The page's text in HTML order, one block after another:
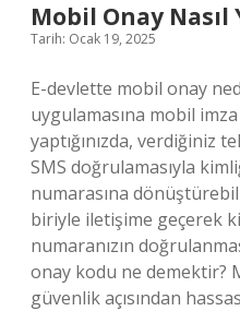
Mobil Onay Nasıl
Tarih: Ocak 19, 2025
E-devlette mobil onay
uygulamasına mobil
yaptığınızda, verdiğiniz
SMS doğrulamasıyla
numarasına
biriyle iletişime geçerek
numaranızın
onay kodu ne demektir?
güvenlik açısından